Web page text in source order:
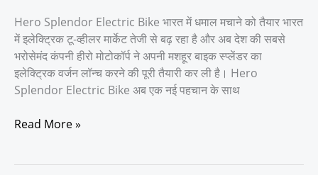
Hero Splendor Electric Bike भारत में धमाल मचाने को तैयार भारत
में इलेक्ट्रिक टू-व्हीलर मार्केट तेजी से बढ़ रहा है और अब देश की सबसे
भरोसेमंद कंपनी हीरो मोटोकॉर्प ने अपनी मशहूर बाइक स्प्लेंडर का
इलेक्ट्रिक वर्जन लॉन्च करने की पूरी तैयारी कर ली है। Hero
Splendor Electric Bike अब एक नई पहचान के साथ
Read More »